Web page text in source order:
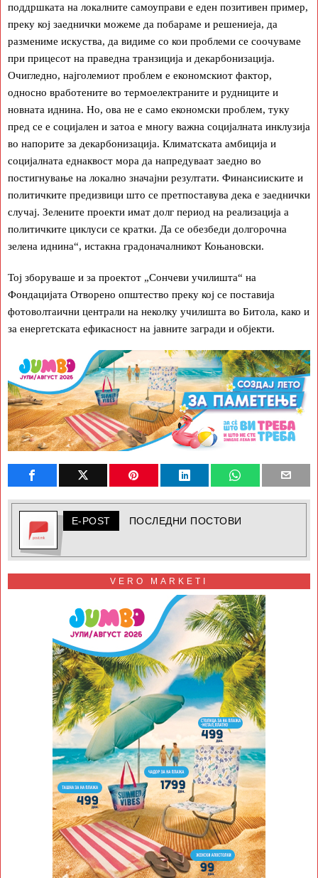
поддршката на локалните самоуправи е еден позитивен пример,
преку кој заеднички можеме да побараме и решениеја, да
размениме искуства, да видиме со кои проблеми се соочуваме
при прицесот на праведна транзиција и декарбонизација.
Очигледно, најголемиот проблем е економскиот фактор,
односно вработените во термоелектраните и рудниците и
новната иднина. Но, ова не е само економски проблем, туку
пред се е социјален и затоа е многу важна социјалната инклузија
во напорите за декарбонизација. Климатската амбиција и
социјалната еднаквост мора да напредуваат заедно во
постигнување на локално значајни резултати. Финансииските и
политичките предизвици што се претпоставува дека е заеднички
случај. Зелените проекти имат долг период на реализација а
политичките циклуси се кратки. Да се обезбеди долгорочна
зелена иднина“, истакна градоначалникот Коњановски.
Тој зборуваше и за проектот „Сончеви училишта“ на
Фондацијата Отворено општество преку кој се поставија
фотоволтаични централи на неколку училишта во Битола, како и
за енергетската ефикасност на јавните загради и објекти.
E-POST ПОСЛЕДНИ ПОСТОВИ
VERO MARKETI